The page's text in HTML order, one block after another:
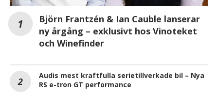
Björn Frantzén & Ian Cauble lanserar
ny årgång – exklusivt hos Vinoteket
och Winefinder
Audis mest kraftfulla serietillverkade bil – Nya
RS e-tron GT performance